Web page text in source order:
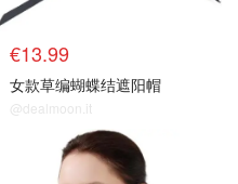
€13.99
女款草编蝴蝶结遮阳帽
@dealmoon.it